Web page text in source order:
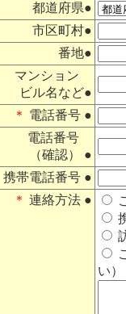
都道府県●
市区町村●
番地●
マンション
ビル名など●
＊ 電話番号 ●
電話番号
（確認） ●
携帯電話番号 ●
＊ 連絡方法 ●
い）